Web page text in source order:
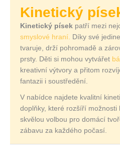
Kinetický
Kinetický písek patří mezi
smyslové hraní. Díky své
tvaruje, drží pohromadě a
prsty. Děti si mohou vytvářet
kreativní výtvory a přitom
fantazii i soustředění.
V nabídce najdete kvalitní
doplňky, které rozšíří možnosti
skvělou volbou pro domácí
zábavu za každého počasí.